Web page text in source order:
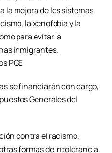
la mejora de los sistemas
la xenofobia y la
para evitar la
inmigrantes.
PGE
se financiarán con cargo,
Generales del
contra el racismo,
formas de intolerancia